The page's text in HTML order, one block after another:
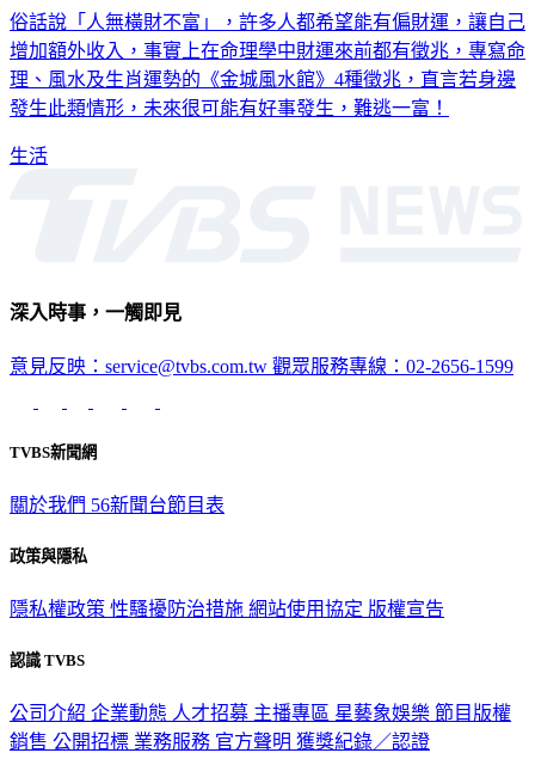
俗話說「人無橫財不富」，許多人都希望能有偏財運，讓自己
增加額外收入，事實上在命理學中財運來前都有徵兆，專寫命
理、風水及生肖運勢的《金城風水館》4種徵兆，直言若身邊
發生此類情形，未來很可能有好事發生，難逃一富！
生活
深入時事，一觸即見
意見反映：service@tvbs.com.tw 觀眾服務專線：02-2656-1599
TVBS新聞網
關於我們 56新聞台節目表
政策與隱私
隱私權政策 性騷擾防治措施 網站使用協定 版權宣告
認識 TVBS
公司介紹 企業動態 人才招募 主播專區 星藝象娛樂 節目版權
銷售 公開招標 業務服務 官方聲明 獲獎紀錄／認證